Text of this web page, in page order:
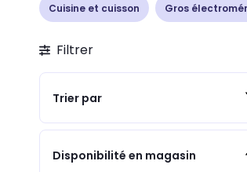
Cuisine et cuisson Gros
Filtrer
Trier par
Disponibilité en magasin